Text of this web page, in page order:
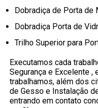
Dobradiça de Porta de
Dobradiça Porta de
Trilho Superior para
Executamos cada
Segurança e Excelente
trabalhamos, além dos
de Gesso e Instalação
entrando em contato